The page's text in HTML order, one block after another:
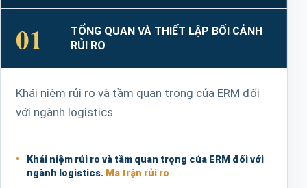
01
TỔNG QUAN VÀ THIẾT LẬP BỐI CẢNH
RỦI RO
Khái niệm rủi ro và tầm quan trọng của ERM đối
với ngành logistics.
Khái niệm rủi ro và tầm quan trọng của ERM đối với
ngành logistics. Ma trận rủi ro